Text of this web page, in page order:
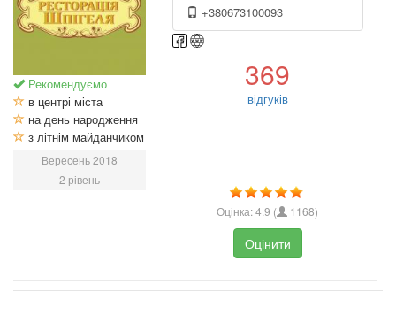
Рекомендуємо
в центрі міста
на день народження
з літнім майданчиком
Вересень 2018
2 рівень
+380673100093
369
відгуків
Оцінка:4.9 ( 1168)
Оцінити